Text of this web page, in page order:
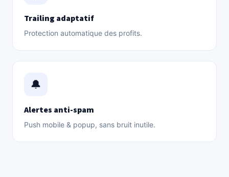
Trailing adaptatif
Protection automatique des profits.
🔔
Alertes anti-spam
Push mobile & popup, sans bruit inutile.